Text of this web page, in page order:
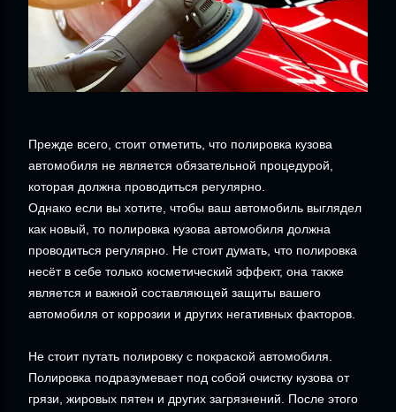
Прежде всего, стоит отметить, что полировка кузова
автомобиля не является обязательной процедурой,
которая должна проводиться регулярно.
Однако если вы хотите, чтобы ваш автомобиль выглядел
как новый, то полировка кузова автомобиля должна
проводиться регулярно. Не стоит думать, что полировка
несёт в себе только косметический эффект, она также
является и важной составляющей защиты вашего
автомобиля от коррозии и других негативных факторов.
Не стоит путать полировку с покраской автомобиля.
Полировка подразумевает под собой очистку кузова от
грязи, жировых пятен и других загрязнений. После этого